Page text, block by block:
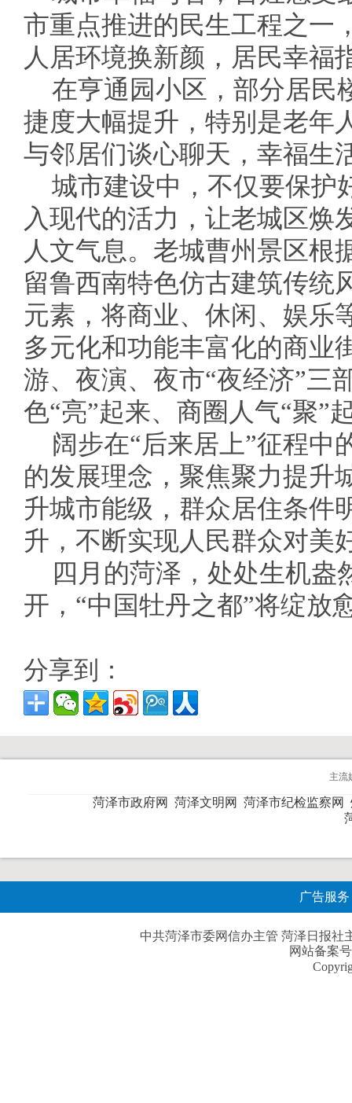
市重点推进的民生工程之一
人居环境换新颜，居民幸福
在亨通园小区，部分居民
捷度大幅提升，特别是老年
与邻居们谈心聊天，幸福生
城市建设中，不仅要保护
入现代的活力，让老城区焕
人文气息。老城曹州景区根
留鲁西南特色仿古建筑传统
元素，将商业、休闲、娱乐
多元化和功能丰富化的商业
游、夜演、夜市“夜经济”三
色“亮”起来、商圈人气“聚”
阔步在“后来居上”征程中
的发展理念，聚焦聚力提升
升城市能级，群众居住条件
升，不断实现人民群众对美
四月的菏泽，处处生机盎
开，“中国牡丹之都”将绽放
分享到：
主流
菏泽市政府网 菏泽文明网 菏泽市纪检监察网
广告服务
中共菏泽市委网信办主管 菏泽日报社
网站备案